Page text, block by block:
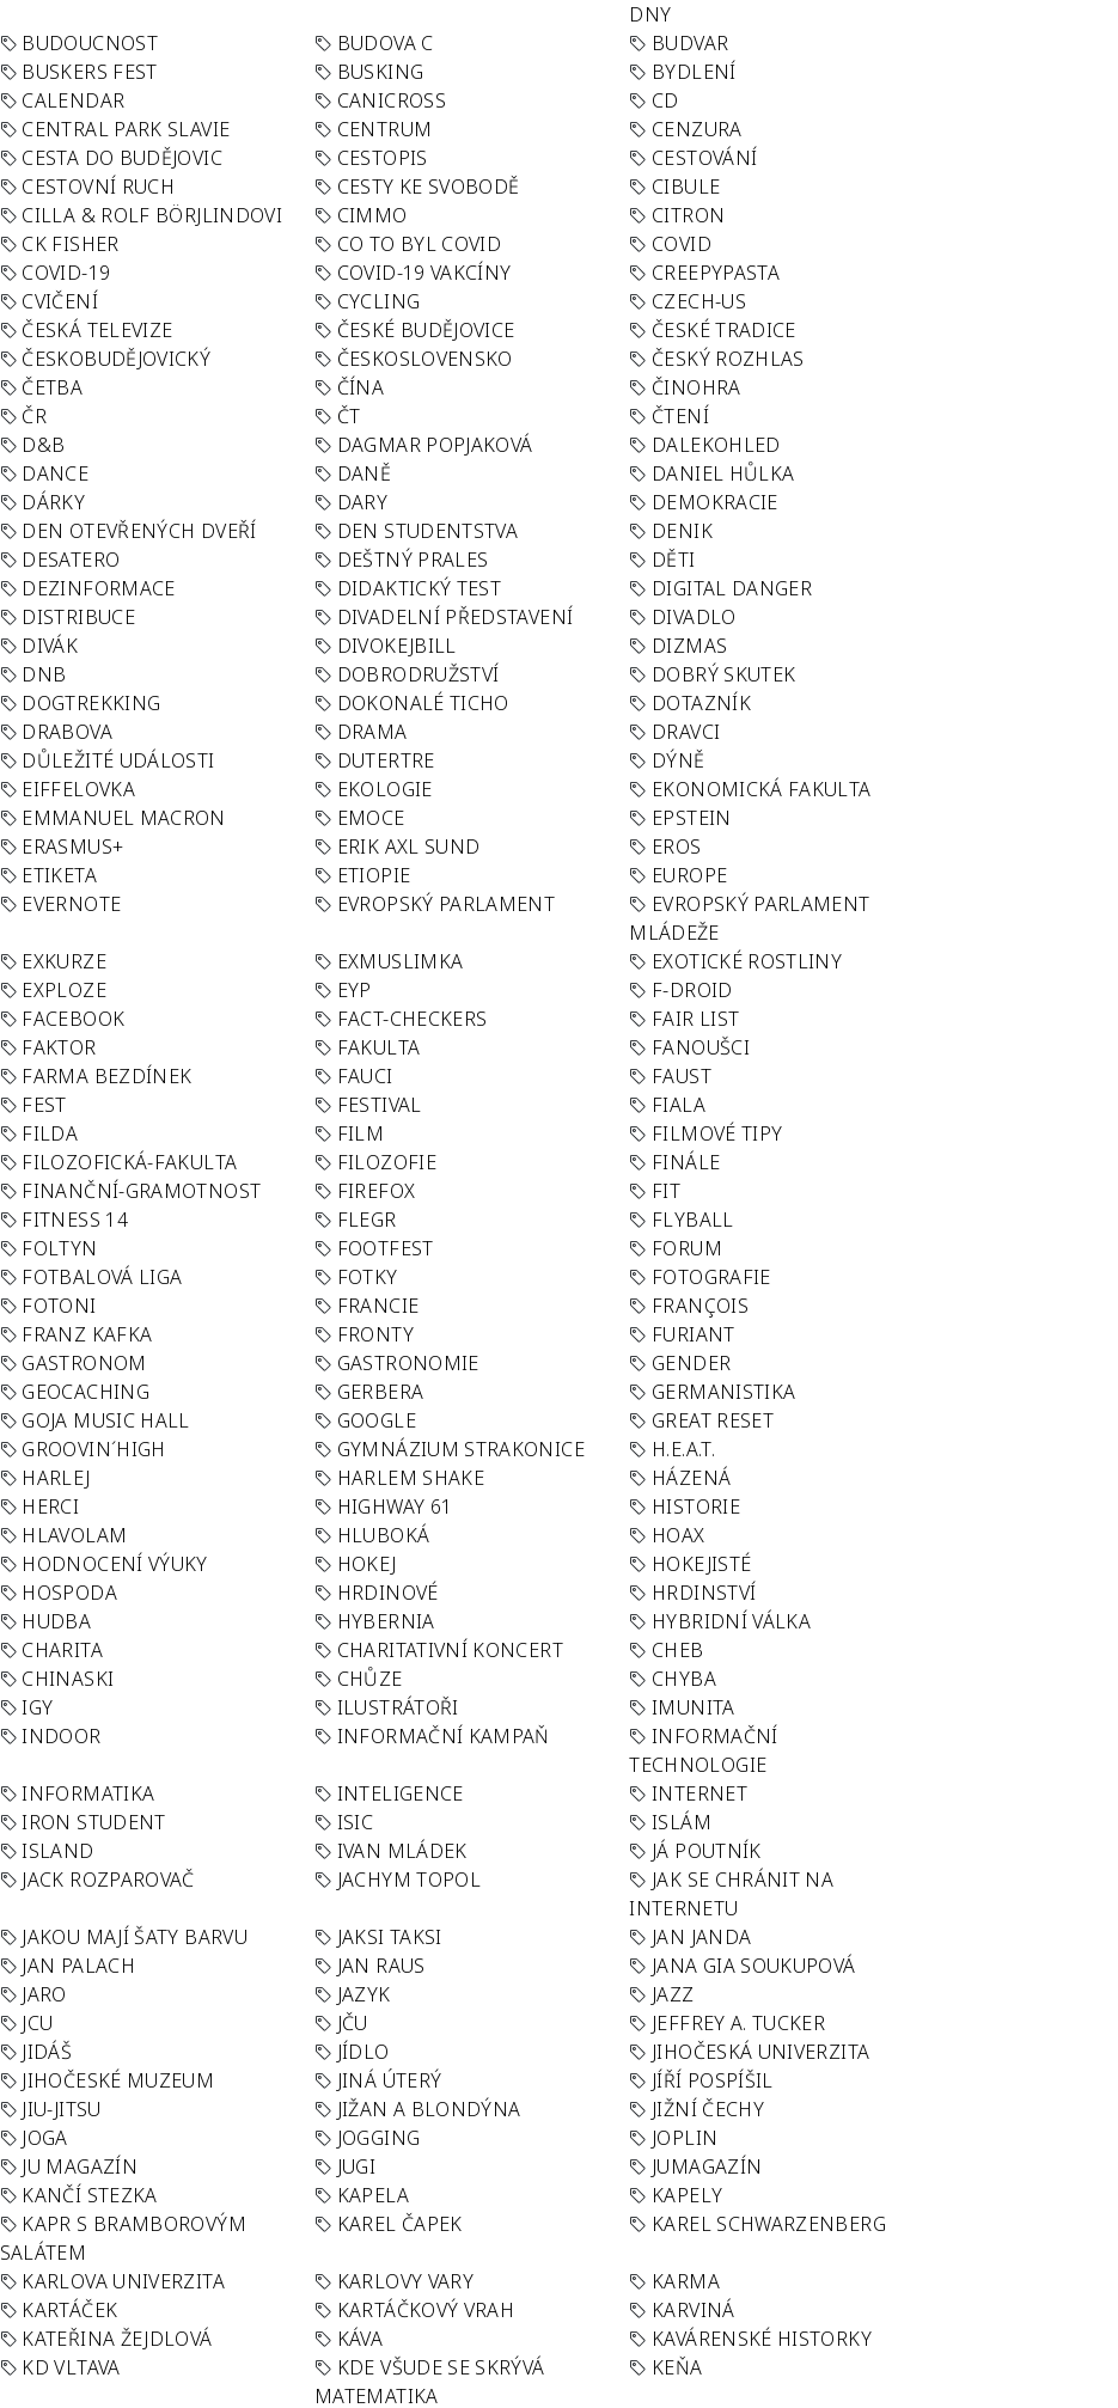
DNY
BUDOUCNOST BUDOVA C
BUDVAR
BUSKERS FEST BUSKING
BYDLENÍ
CALENDAR CANICROSS
CD
CENTRAL PARK SLAVIE CENTRUM
CENZURA
CESTA DO BUDĚJOVIC CESTOPIS
CESTOVÁNÍ
CESTOVNÍ RUCH CESTY KE SVOBODĚ
CIBULE
CILLA & ROLF BÖRJLINDOVI CIMMO
CITRON
CK FISHER CO TO BYL COVID
COVID
COVID-19 COVID-19 VAKCÍNY
CREEPYPASTA
CVIČENÍ CYCLING
CZECH-US
ČESKÁ TELEVIZE ČESKÉ BUDĚJOVICE
ČESKÉ TRADICE
ČESKOBUDĚJOVICKÝ ČESKOSLOVENSKO
ČESKÝ ROZHLAS
ČETBA ČÍNA
ČINOHRA
ČR ČT
ČTENÍ
D&B DAGMAR POPJAKOVÁ
DALEKOHLED
DANCE DANĚ
DANIEL HŮLKA
DÁRKY DARY
DEMOKRACIE
DEN OTEVŘENÝCH DVEŘÍ DEN STUDENTSTVA
DENIK
DESATERO DEŠTNÝ PRALES
DĚTI
DEZINFORMACE DIDAKTICKÝ TEST
DIGITAL DANGER
DISTRIBUCE DIVADELNÍ PŘEDSTAVENÍ
DIVADLO
DIVÁK DIVOKEJBILL
DIZMAS
DNB DOBRODRUŽSTVÍ
DOBRÝ SKUTEK
DOGTREKKING DOKONALÉ TICHO
DOTAZNÍK
DRABOVA DRAMA
DRAVCI
DŮLEŽITÉ UDÁLOSTI DUTERTRE
DÝNĚ
EIFFELOVKA EKOLOGIE
EKONOMICKÁ FAKULTA
EMMANUEL MACRON EMOCE
EPSTEIN
ERASMUS+ ERIK AXL SUND
EROS
ETIKETA ETIOPIE
EUROPE
EVERNOTE EVROPSKÝ PARLAMENT
EVROPSKÝ PARLAMENT
MLÁDEŽE
EXKURZE EXMUSLIMKA
EXOTICKÉ ROSTLINY
EXPLOZE EYP
F-DROID
FACEBOOK FACT-CHECKERS
FAIR LIST
FAKTOR FAKULTA
FANOUŠCI
FARMA BEZDÍNEK FAUCI
FAUST
FEST FESTIVAL
FIALA
FILDA FILM
FILMOVÉ TIPY
FILOZOFICKÁ-FAKULTA FILOZOFIE
FINÁLE
FINANČNÍ-GRAMOTNOST FIREFOX
FIT
FITNESS 14 FLEGR
FLYBALL
FOLTYN FOOTFEST
FORUM
FOTBALOVÁ LIGA FOTKY
FOTOGRAFIE
FOTONI FRANCIE
FRANÇOIS
FRANZ KAFKA FRONTY
FURIANT
GASTRONOM GASTRONOMIE
GENDER
GEOCACHING GERBERA
GERMANISTIKA
GOJA MUSIC HALL GOOGLE
GREAT RESET
GROOVIN´HIGH GYMNÁZIUM STRAKONICE
H.E.A.T.
HARLEJ HARLEM SHAKE
HÁZENÁ
HERCI HIGHWAY 61
HISTORIE
HLAVOLAM HLUBOKÁ
HOAX
HODNOCENÍ VÝUKY HOKEJ
HOKEJISTÉ
HOSPODA HRDINOVÉ
HRDINSTVÍ
HUDBA HYBERNIA
HYBRIDNÍ VÁLKA
CHARITA CHARITATIVNÍ KONCERT
CHEB
CHINASKI CHŮZE
CHYBA
IGY ILUSTRÁTOŘI
IMUNITA
INDOOR INFORMAČNÍ KAMPAŇ
INFORMAČNÍ
TECHNOLOGIE
INFORMATIKA INTELIGENCE
INTERNET
IRON STUDENT ISIC
ISLÁM
ISLAND IVAN MLÁDEK
JÁ POUTNÍK
JACK ROZPAROVAČ JACHYM TOPOL
JAK SE CHRÁNIT NA
INTERNETU
JAKOU MAJÍ ŠATY BARVU JAKSI TAKSI
JAN JANDA
JAN PALACH JAN RAUS
JANA GIA SOUKUPOVÁ
JARO JAZYK
JAZZ
JCU JČU
JEFFREY A. TUCKER
JIDÁŠ JÍDLO
JIHOČESKÁ UNIVERZITA
JIHOČESKÉ MUZEUM JINÁ ÚTERÝ
JÍŘÍ POSPÍŠIL
JIU-JITSU JIŽAN A BLONDÝNA
JIŽNÍ ČECHY
JOGA JOGGING
JOPLIN
JU MAGAZÍN JUGI
JUMAGAZÍN
KANČÍ STEZKA KAPELA
KAPELY
KAPR S BRAMBOROVÝM
SALÁTEM
KAREL ČAPEK KAREL SCHWARZENBERG
KARLOVA UNIVERZITA KARLOVY VARY
KARMA
KARTÁČEK KARTÁČKOVÝ VRAH
KARVINÁ
KATEŘINA ŽEJDLOVÁ KÁVA
KAVÁRENSKÉ HISTORKY
KD VLTAVA
KDE VŠUDE SE SKRÝVÁ
MATEMATIKA
KEŇA